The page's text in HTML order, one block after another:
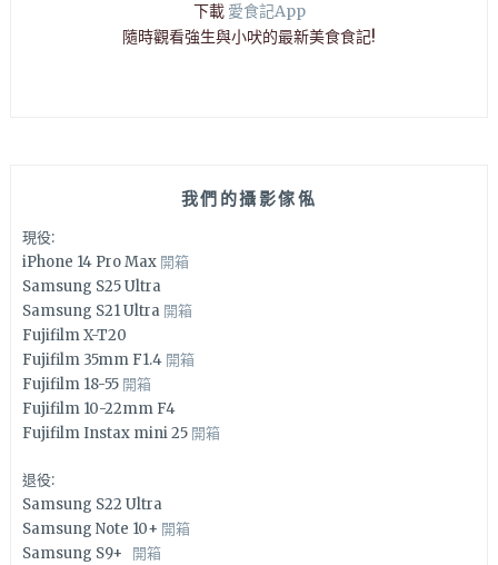
下載 愛食記App
隨時觀看強生與小吠的最新美食食記!
我們的攝影傢俬
現役:
iPhone 14 Pro Max 開箱
Samsung S25 Ultra
Samsung S21 Ultra 開箱
Fujifilm X-T20
Fujifilm 35mm F1.4 開箱
Fujifilm 18-55 開箱
Fujifilm 10-22mm F4
Fujifilm Instax mini 25 開箱
退役:
Samsung S22 Ultra
Samsung Note 10+ 開箱
Samsung S9+ 開箱